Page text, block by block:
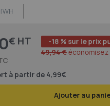
à partir de 4,99€
€
-18 % sur le prix
49,94 € économisez
Ajouter au